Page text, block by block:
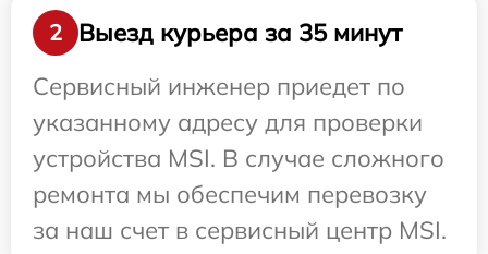
2
Выезд курьера за 35 минут
Сервисный инженер приедет по
указанному адресу для проверки
устройства MSI. В случае сложного
ремонта мы обеспечим перевозку
за наш счет в сервисный центр MSI.